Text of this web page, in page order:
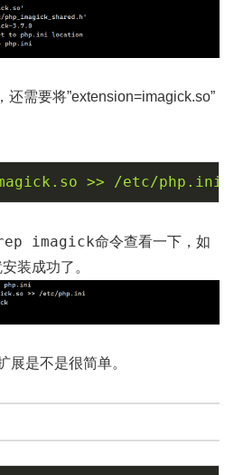
还需要将”extension=imagick.so”
>> /etc/php.ini
imagick命令查看一下，如
装成功了。
展是不是很简单。